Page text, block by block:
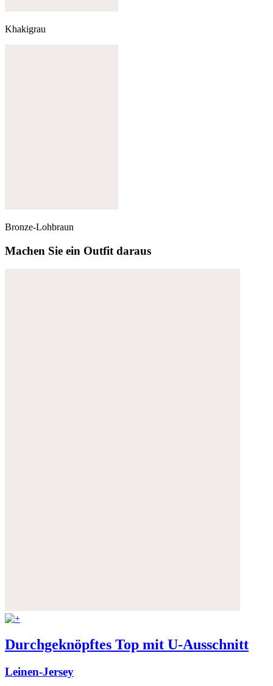
Khakigrau
Bronze-Lohbraun
Machen Sie ein Outfit daraus
Durchgeknöpftes Top mit U-Ausschnitt
Leinen-Jersey